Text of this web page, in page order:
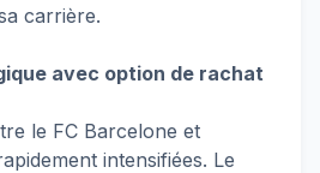
carrière.
avec option de rachat
le FC Barcelone et
intensifiées. Le